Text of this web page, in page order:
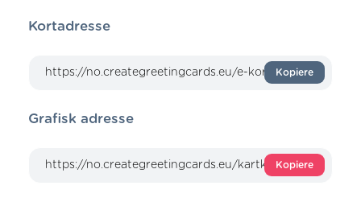
Kortadresse
Kopiere
Grafisk adresse
Kopiere